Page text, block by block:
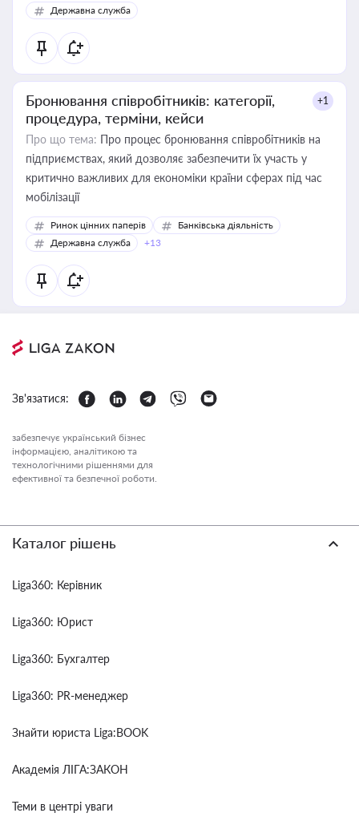
Державна служба
Бронювання співробітників: категорії,
процедура, терміни, кейси
+1
Про що тема: Про процес бронювання співробітників на
підприємствах, який дозволяє забезпечити їх участь у
критично важливих для економіки країни сферах під час
мобілізації
Ринок цінних паперів
Банківська діяльність
Державна служба
+13
Зв'язатися:
забезпечує український бізнес
інформацією, аналітикою та
технологічними рішеннями для
ефективної та безпечної роботи.
Каталог рішень
Liga360: Керівник
Liga360: Юрист
Liga360: Бухгалтер
Liga360: PR-менеджер
Знайти юриста Liga:BOOK
Академія ЛІГА:ЗАКОН
Теми в центрі уваги